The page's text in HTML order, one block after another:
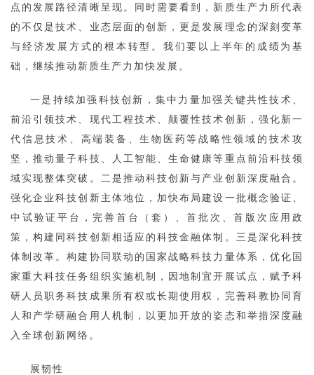
点的发展路径清晰呈现。同时需要看到，新质生产力所代表
的不仅是技术、业态层面的创新，更是发展理念的深刻变革
与经济发展方式的根本转型。我们要以上半年的成绩为基
础，继续推动新质生产力加快发展。
一是持续加强科技创新，集中力量加强关键共性技术、
前沿引领技术、现代工程技术、颠覆性技术创新，强化新一
代信息技术、高端装备、生物医药等战略性领域的技术攻
坚，推动量子科技、人工智能、生命健康等重点前沿科技领
域实现整体突破。二是推动科技创新与产业创新深度融合。
强化企业科技创新主体地位，加快布局建设一批概念验证、
中试验证平台，完善首台（套）、首批次、首版次应用政
策，构建同科技创新相适应的科技金融体制。三是深化科技
体制改革。构建协同联动的国家战略科技力量体系，优化国
家重大科技任务组织实施机制，因地制宜开展试点，赋予科
研人员职务科技成果所有权或长期使用权，完善科教协同育
人和产学研融合用人机制，以更加开放的姿态和举措深度融
入全球创新网络。
展韧性